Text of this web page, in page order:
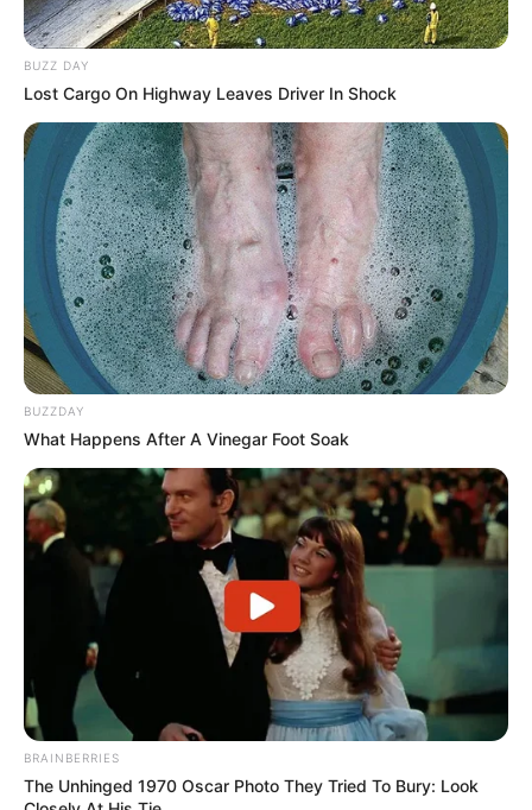
BUZZ DAY
Lost Cargo On Highway Leaves Driver In Shock
BUZZDAY
What Happens After A Vinegar Foot Soak
BRAINBERRIES
The Unhinged 1970 Oscar Photo They Tried To Bury: Look